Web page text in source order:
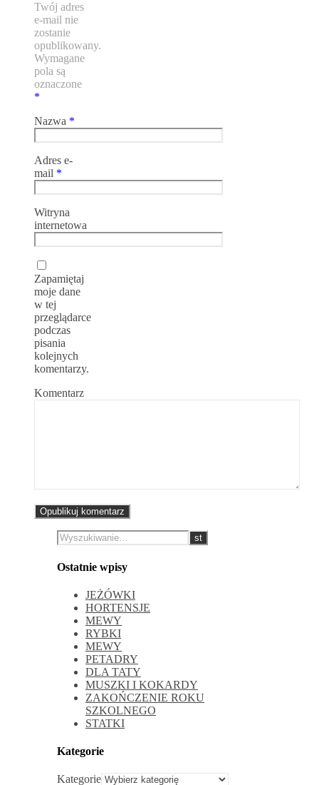
Twój adres
e-mail nie
zostanie
opublikowany.
Wymagane
pola są
oznaczone
*
Nazwa *
Adres e-
mail *
Witryna
internetowa
Zapamiętaj
moje dane
w tej
przeglądarce
podczas
pisania
kolejnych
komentarzy.
Komentarz
Ostatnie wpisy
JEŻÓWKI
HORTENSJE
MEWY
RYBKI
MEWY
PETADRY
DLA TATY
MUSZKI I KOKARDY
ZAKOŃCZENIE ROKU
SZKOLNEGO
STATKI
Kategorie
Kategorie